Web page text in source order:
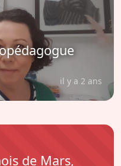
il y a 2 ans
de Mars,